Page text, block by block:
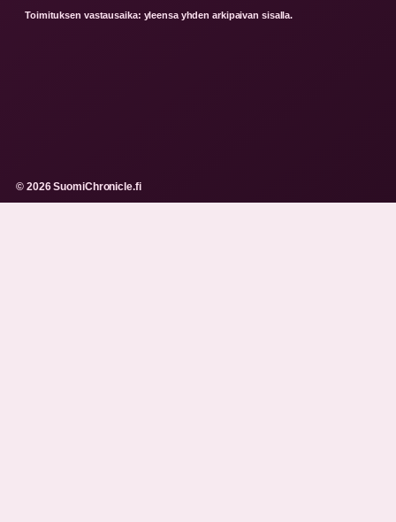
Toimituksen vastausaika: yleensa yhden arkipaivan sisalla.
© 2026 SuomiChronicle.fi